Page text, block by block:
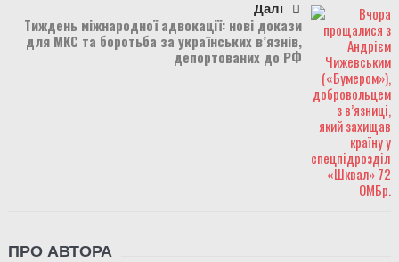
Далі
Тиждень міжнародної адвокації: нові докази
для МКС та боротьба за українських в’язнів,
депортованих до РФ
ПРО АВТОРА